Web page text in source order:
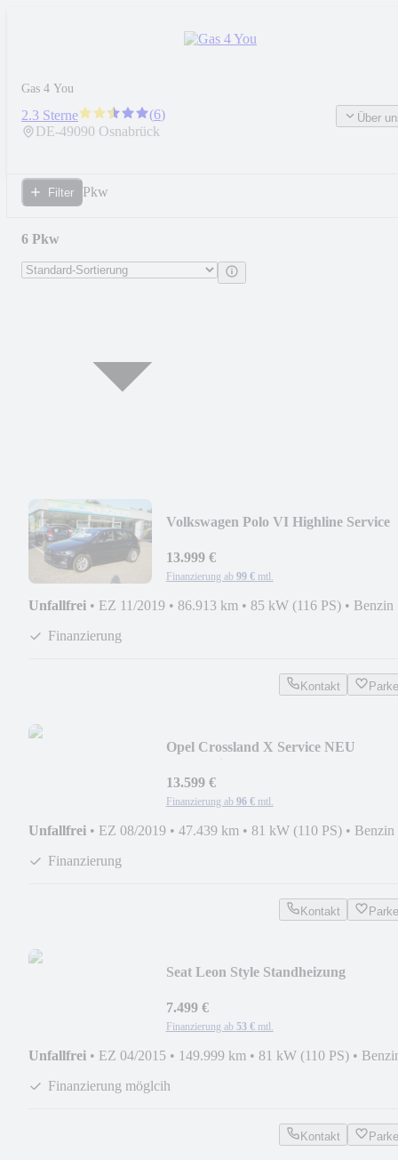
Gas 4 You
2.3 Sterne (6)
DE-49090 Osnabrück
Über
Filter Pkw
6 Pkw
Volkswagen Polo VI Highline Service
13.999 €
Finanzierung ab 99 € mtl.
Unfallfrei • EZ 11/2019 • 86.913 km • 85 kW (116 PS) • Benzin
Finanzierung
Kontakt
Opel Crossland X Service NEU
13.599 €
Finanzierung ab 96 € mtl.
Unfallfrei • EZ 08/2019 • 47.439 km • 81 kW (110 PS) • Benzin
Finanzierung
Kontakt
Seat Leon Style Standheizung
7.499 €
Finanzierung ab 53 € mtl.
Unfallfrei • EZ 04/2015 • 149.999 km • 81 kW (110 PS) •
Finanzierung möglcih
Kontakt